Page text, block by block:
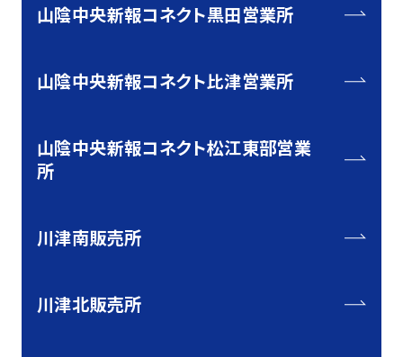
山陰中央新報コネクト黒田営業所
山陰中央新報コネクト比津営業所
山陰中央新報コネクト松江東部営業
所
川津南販売所
川津北販売所